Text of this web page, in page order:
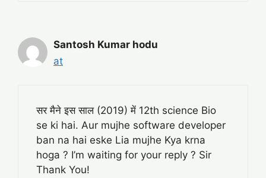
Santosh Kumar hodu
at
सर मैने इस साल (2019) में 12th science Bio
se ki hai. Aur mujhe software developer
ban na hai eske Lia mujhe Kya krna
hoga ? I’m waiting for your reply ? Sir
Thank You!